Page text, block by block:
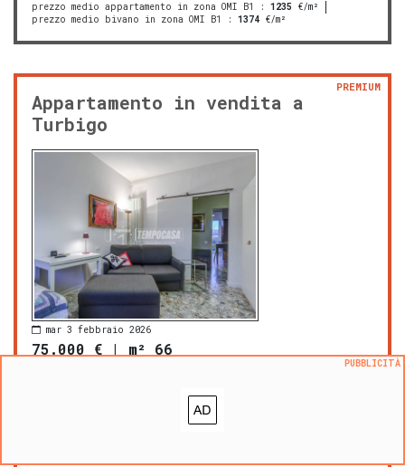
prezzo medio appartamento in zona OMI B1 : 1235 €/m²
prezzo medio bivano in zona OMI B1
: 1374 €/m²
Appartamento in vendita a
Turbigo
PREMIUM
mar 3 febbraio 2026
75.000 € | m² 66
PUBBLICITÀ